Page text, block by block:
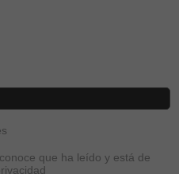
que ha leído y está de